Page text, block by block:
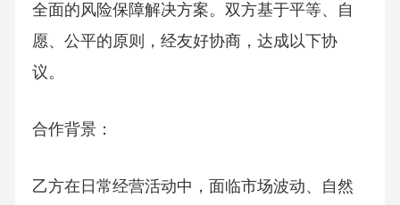
全面的风险保障解决方案。双方基于平等、自
愿、公平的原则，经友好协商，达成以下协
议。
合作背景：
乙方在日常经营活动中，面临市场波动、自然